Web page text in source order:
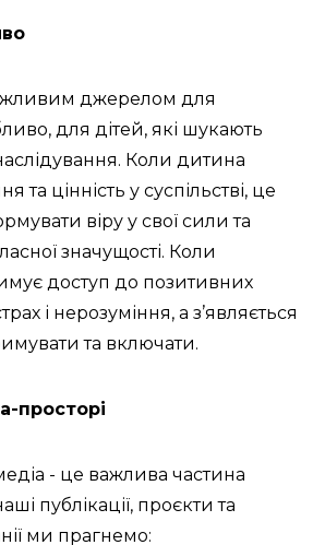
джерелом для
для дітей, які шукають
Коли дитина
та цінність у суспільстві, це
віру у свої сили та
значущості. Коли
доступ до позитивних
і нерозуміння, а з’являється
та включати.
просторі
- це важлива частина
публікації, проєкти та
ми прагнемо: